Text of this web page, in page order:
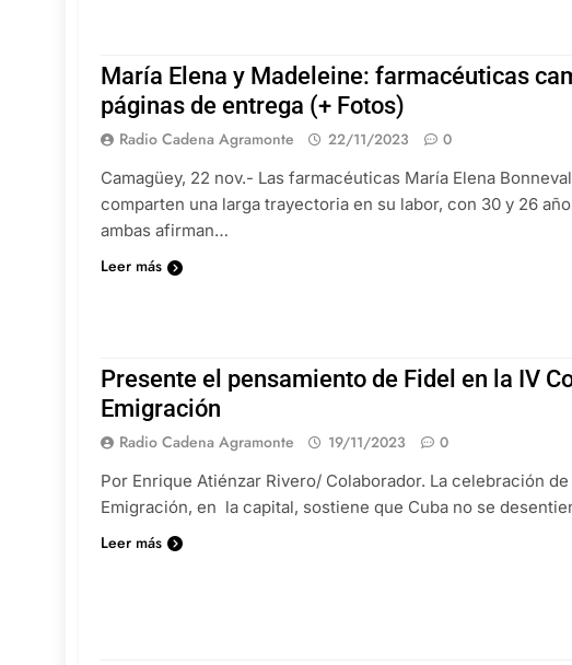
María Elena y Madeleine: farmacéuticas
páginas de entrega (+ Fotos)
Radio Cadena Agramonte 22/11/2023
0
Camagüey, 22 nov.- Las farmacéuticas María Elena
comparten una larga trayectoria en su labor, con 30 y 26
ambas afirman…
Leer más
Presente el pensamiento de Fidel en la IV
Emigración
Radio Cadena Agramonte 19/11/2023
0
Por Enrique Atiénzar Rivero/ Colaborador. La celebración
Emigración, en la capital, sostiene que Cuba no se
Leer más